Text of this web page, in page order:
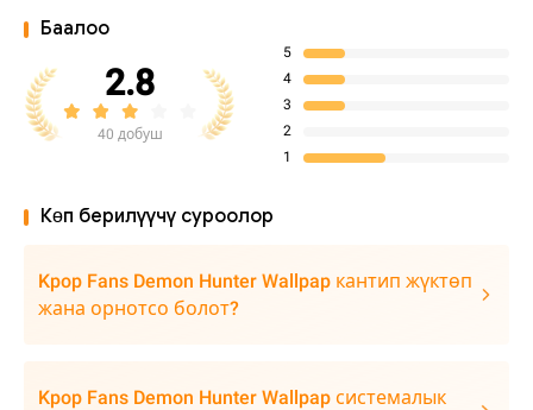
Баалоо
2.8
40 добуш
5
4
3
2
1
Көп берилүүчү суроолор
Kpop Fans Demon Hunter Wallpap кантип жүктөп
жана орнотсо болот?
Kpop Fans Demon Hunter Wallpap системалык